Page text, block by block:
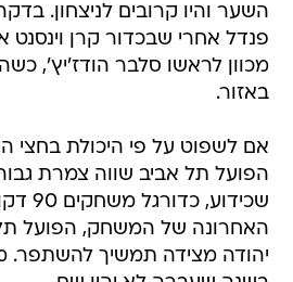
פנדל אחרי שבכדור קרן וינסנט
מכוון לראשו סלבר הודז'יץ',
באזור.
אם לשפוט על פי היכולת בחצי
הפועל תל אביב שווה צמרת
האחרונה של המשחק, הפועל תל
יהודה מצידה תמשיך להשתפר.